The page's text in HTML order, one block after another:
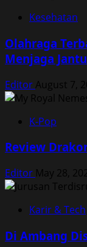
Kesehatan
Olahraga
Menjaga
Editor August 7,
K-Pop
Review
Editor May 28,
Karir & Tech
Di Ambang